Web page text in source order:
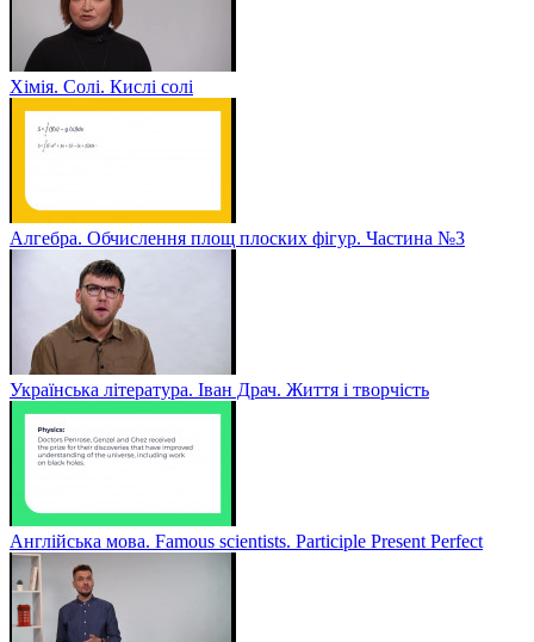
Хімія. Солі. Кислі солі
Алгебра. Обчислення площ плоских фігур. Частина №3
Українська література. Іван Драч. Життя і творчість
Англійська мова. Famous scientists. Participle Present Perfect